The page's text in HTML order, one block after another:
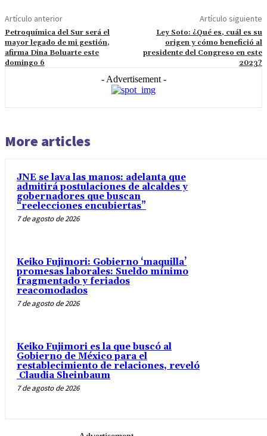
Artículo anterior
Petroquímica del Sur será el
mayor legado de mi gestión,
afirma Dina Boluarte este
domingo 6
Artículo siguiente
Ley Soto: ¿Qué es, cuál es su
origen y cómo benefició al
presidente del Congreso en este
2023?
- Advertisement -
More articles
JNE se lava las manos: adelanta que
admitirá postulaciones de alcaldes y
gobernadores que buscan
“reelecciones encubiertas”
7 de agosto de 2026
Keiko Fujimori: Gobierno ‘maquilla’
promesas laborales: Sueldo mínimo
fragmentado y feriados
reacomodados
7 de agosto de 2026
Keiko Fujimori es la que buscó al
Gobierno de México para el
restablecimiento de relaciones, reveló
Claudia Sheinbaum
7 de agosto de 2026